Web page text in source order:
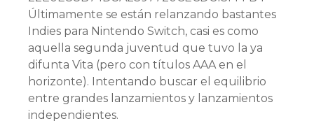
Últimamente se están relanzando bastantes
Indies para Nintendo Switch, casi es como
aquella segunda juventud que tuvo la ya
difunta Vita (pero con títulos AAA en el
horizonte). Intentando buscar el equilibrio
entre grandes lanzamientos y lanzamientos
independientes.